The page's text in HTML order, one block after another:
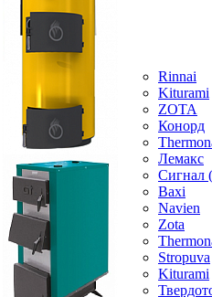
Rinnai
Kiturami
ZOTA
Конорд
Лемакс
Baxi
Navien
Zota
Stropuva
Kiturami